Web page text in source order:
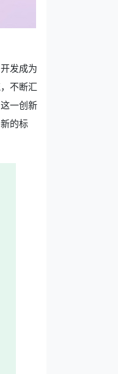
发成为
不断汇
一创新
的标